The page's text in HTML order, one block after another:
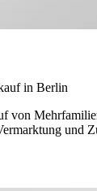
in Berlin
von
und